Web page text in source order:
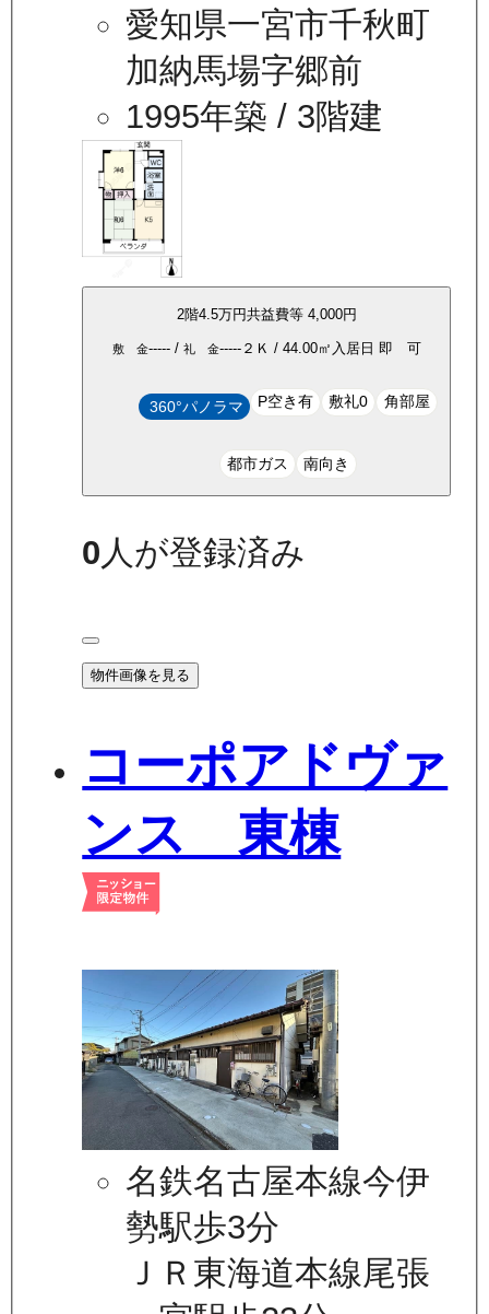
愛知県一宮市千秋町
加納馬場字郷前
1995年築 / 3階建
2階4.5万円共益費等 4,000円
敷 金-----/ 礼 金-----２Ｋ / 44.00㎡ 入居日 即 可
360°パノラマ P空き有 敷礼0 角部屋
都市ガス 南向き
0人が登録済み
物件画像を見る
コーポアドヴァ
ンス 東棟
名鉄名古屋本線今伊
勢駅歩3分
ＪＲ東海道本線尾張